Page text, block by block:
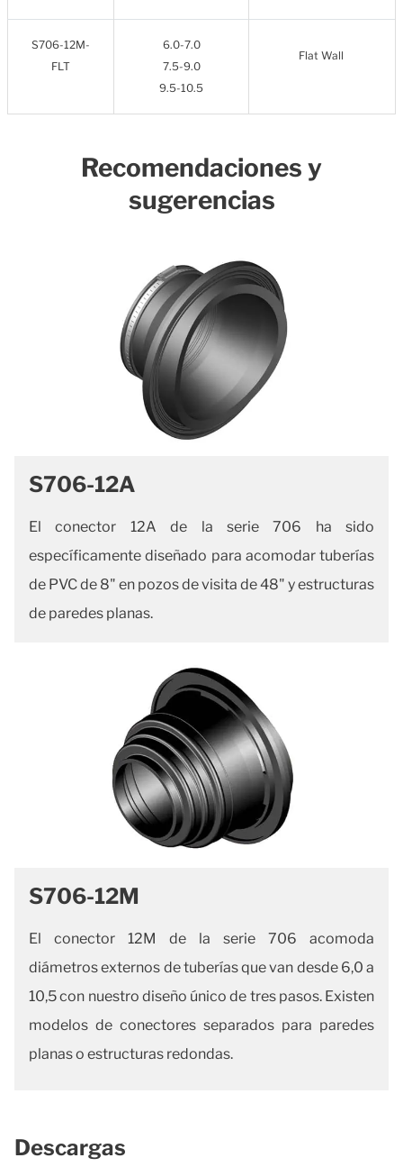
S706-12M-
FLT
6.0-7.0
7.5-9.0
9.5-10.5
Flat Wall
Recomendaciones y
sugerencias
S706-12A
El conector 12A de la serie 706 ha sido
específicamente diseñado para acomodar tuberías
de PVC de 8" en pozos de visita de 48" y estructuras
de paredes planas.
S706-12M
El conector 12M de la serie 706 acomoda
diámetros externos de tuberías que van desde 6,0 a
10,5 con nuestro diseño único de tres pasos. Existen
modelos de conectores separados para paredes
planas o estructuras redondas.
Descargas